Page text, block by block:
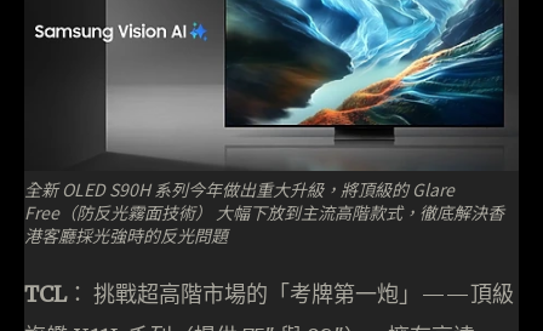
全新 OLED S90H 系列今年做出重大升級，將頂級的 Glare
Free（防反光霧面技術） 大幅下放到主流高階款式，徹底解決香
港客廳採光強時的反光問題
TCL： 挑戰超高階市場的「考牌第一炮」——頂級